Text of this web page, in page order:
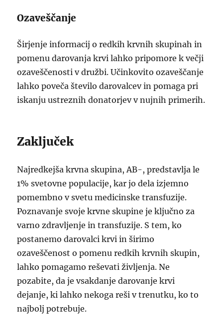
Ozaveščanje
Širjenje informacij o redkih krvnih skupinah in
pomenu darovanja krvi lahko pripomore k večji
ozaveščenosti v družbi. Učinkovito ozaveščanje
lahko poveča število darovalcev in pomaga pri
iskanju ustreznih donatorjev v nujnih primerih.
Zaključek
Najredkejša krvna skupina, AB-, predstavlja le
1% svetovne populacije, kar jo dela izjemno
pomembno v svetu medicinske transfuzije.
Poznavanje svoje krvne skupine je ključno za
varno zdravljenje in transfuzije. S tem, ko
postanemo darovalci krvi in širimo
ozaveščenost o pomenu redkih krvnih skupin,
lahko pomagamo reševati življenja. Ne
pozabite, da je vsakdanje darovanje krvi
dejanje, ki lahko nekoga reši v trenutku, ko to
najbolj potrebuje.